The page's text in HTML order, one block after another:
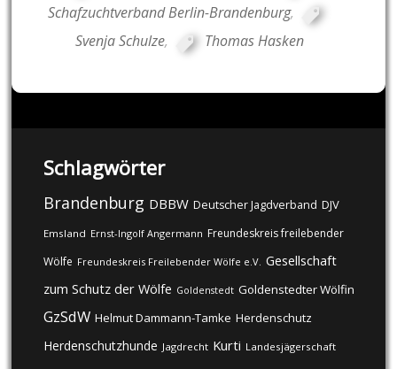
Schafzuchtverband Berlin-Brandenburg,
Svenja Schulze, Thomas Hasken
Schlagwörter
Brandenburg DBBW Deutscher Jagdverband DJV
Emsland Ernst-Ingolf Angermann Freundeskreis freilebender
Wölfe Freundeskreis Freilebender Wölfe e.V. Gesellschaft
zum Schutz der Wölfe Goldenstedt Goldenstedter Wölfin
GzSdW Helmut Dammann-Tamke Herdenschutz
Herdenschutzhunde Jagdrecht Kurti Landesjägerschaft